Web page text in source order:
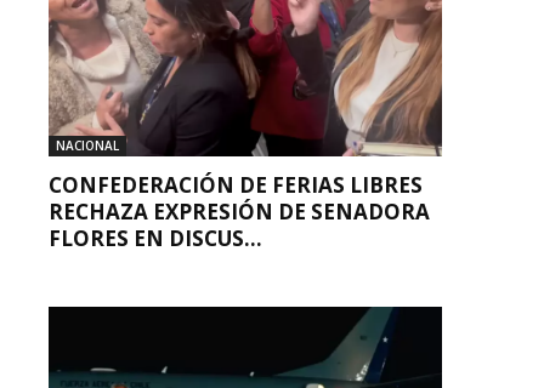
NACIONAL
CONFEDERACIÓN DE FERIAS LIBRES
RECHAZA EXPRESIÓN DE SENADORA
FLORES EN DISCUS...